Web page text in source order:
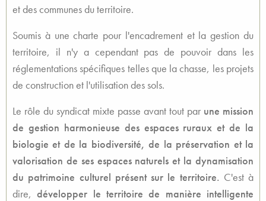
et des communes du territoire.
Soumis à une charte pour l'encadrement et la gestion du
territoire, il n'y a cependant pas de pouvoir dans les
réglementations spécifiques telles que la chasse, les projets
de construction et l'utilisation des sols.
Le rôle du syndicat mixte passe avant tout par une mission
de gestion harmonieuse des espaces ruraux et de la
biologie et de la biodiversité, de la préservation et la
valorisation de ses espaces naturels et la dynamisation
du patrimoine culturel présent sur le territoire. C'est à
dire,développer le territoire de manière intelligente